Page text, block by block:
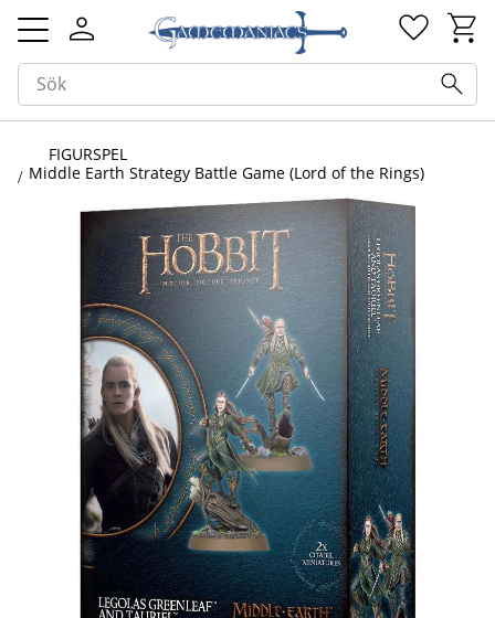
Meny
FIGURSPEL
Middle Earth Strategy Battle Game (Lord of the Rings)